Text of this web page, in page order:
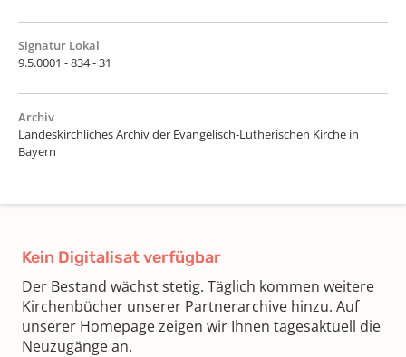
Signatur Lokal
9.5.0001 - 834 - 31
Archiv
Landeskirchliches Archiv der Evangelisch-Lutherischen Kirche in
Bayern
Kein Digitalisat verfügbar
Der Bestand wächst stetig. Täglich kommen weitere
Kirchenbücher unserer Partnerarchive hinzu. Auf
unserer Homepage zeigen wir Ihnen tagesaktuell die
Neuzugänge an.